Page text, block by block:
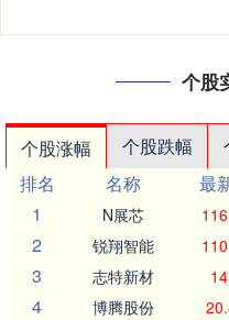
个股
个股涨幅 个股跌幅
排名
名称 最
1
N展芯
2 锐翔智能
3 志特新材
4 博腾股份